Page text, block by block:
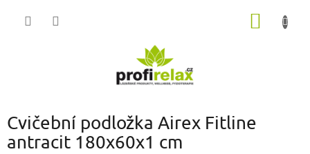
Cvičební podložka Airex Fitline
antracit 180x60x1 cm